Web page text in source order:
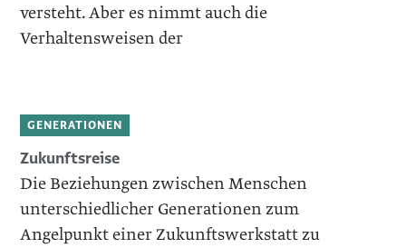
versteht. Aber es nimmt auch die
Verhaltensweisen der
GENERATIONEN
Zukunftsreise
Die Beziehungen zwischen Menschen
unterschiedlicher Generationen zum
Angelpunkt einer Zukunftswerkstatt zu